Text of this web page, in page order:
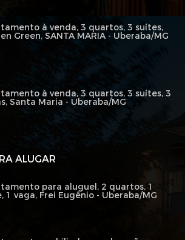
ALUGAR
para aluguel, 2 quartos, 1
1 vaga, Frei Eugênio - Uberaba/MG
à venda, 3 quartos, 3 suítes,
Green, SANTA MARIA - Uberaba/MG
à venda, 3 quartos, 3 suítes, 3
Santa Maria - Uberaba/MG